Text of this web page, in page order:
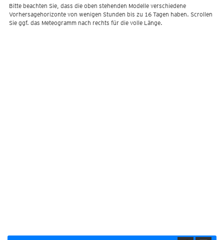
Bitte beachten Sie, dass die oben stehenden Modelle verschiedene
Vorhersagehorizonte von wenigen Stunden bis zu 16 Tagen haben. Scrollen
Sie ggf. das Meteogramm nach rechts für die volle Länge.